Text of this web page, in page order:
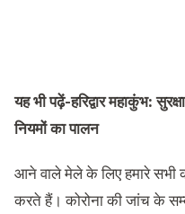
यह भी पढ़ें-हरिद्वार महाकुंभ:
नियमों का पालन
आने वाले मेले के लिए हमारे सभी
करते हैं। कोरोना की जांच के